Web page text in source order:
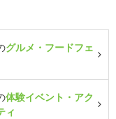
グルメ・フードフェ
体験イベント・アク
ィ